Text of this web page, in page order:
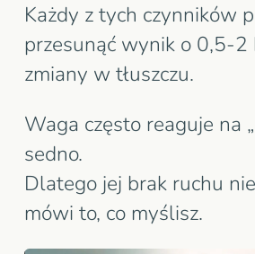
Każdy z tych czynników
przesunąć wynik o 0,5-2
zmiany w tłuszczu.
Waga często reaguje na
sedno.
Dlatego jej brak ruchu
mówi to, co myślisz.